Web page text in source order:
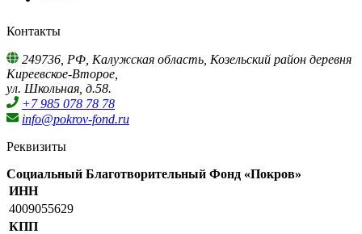
Контакты
249736, РФ, Калужская область, Козельский район деревня
Киреевское-Второе,
ул. Школьная, д.58.
+7 985 078 78 78
info@pokrov-fond.ru
Реквизиты
Социальный Благотворительный Фонд «Покров»
ИНН
4009055629
КПП